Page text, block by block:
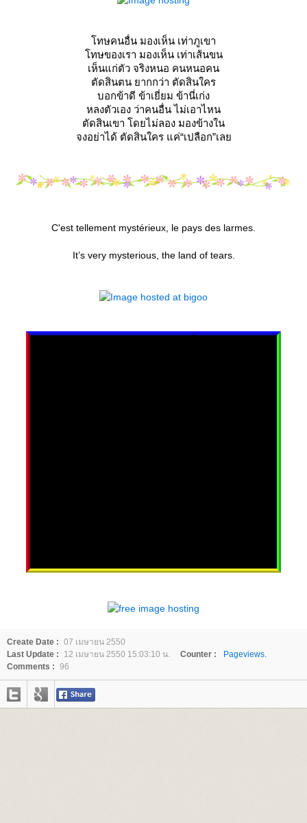
ทษคนอื่น มองเห็น เท่าภูเขา
ทษของเรา มองเห็น เท่าเส้นขน
เห็นแก่ตัว จริงหนอ คนหนอคน
ตัดสินตน ยากกว่า ตัดสินใคร
บอกข้าดี ข้าเยี่ยม ข้านี่เก่ง
หลงตัวเอง ว่าคนอื่น ไม่เอาไหน
ตัดสินเขา โดยไม่ลอง มองข้างใน
จงอย่าได้ ตัดสินใคร แค่“เปลือก”เล
C'est tellement mystérieux, le pays des larmes.
It’s very mysterious, the land of tears.
Create Date : 07 เมษายน 2550
Last Update :
12 เมษายน 2550 15:03:10 น. Counter :
Pageviews.
Comments : 96